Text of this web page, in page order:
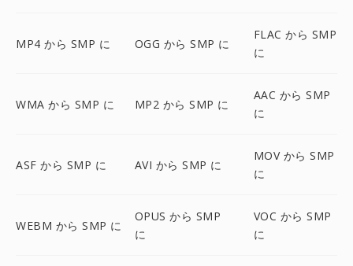
MP4 から SMP に OGG から SMP に
FLAC から SMP
に
WMA から SMP に MP2 から SMP に
AAC から SMP
に
ASF から SMP に AVI から SMP に
MOV から SMP
に
WEBM から SMP に
OPUS から SMP
に
VOC から SMP
に